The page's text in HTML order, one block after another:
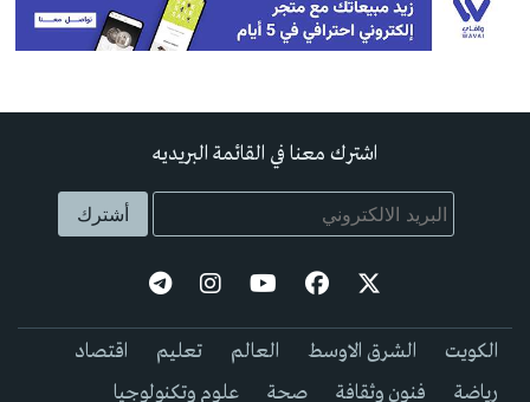
اشترك معنا في القائمة البريديه
الكويت الشرق الاوسط العالم تعليم
اقتصاد
رياضة
فنون وثقافة صحة علوم وتكنولوجيا